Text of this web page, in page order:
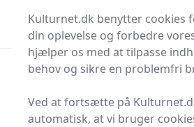
Start søgning
Forside Bolig og indretning
Møbler
Kulturnet.dk benytter cookies
din oplevelse og forbedre
hjælper os med at tilpasse
behov og sikre en problemfri
Ved at fortsætte på
automatisk, at vi bruger